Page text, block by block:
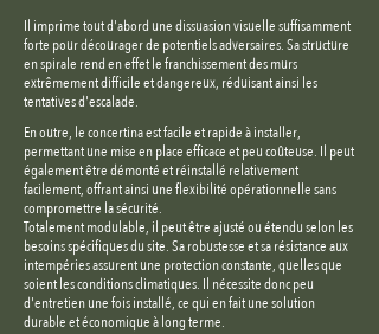
Il imprime tout d'abord une dissuasion visuelle suffisamment
forte pour décourager de potentiels adversaires. Sa structure
en spirale rend en effet le franchissement des murs
extrêmement difficile et dangereux, réduisant ainsi les
tentatives d'escalade.
En outre, le concertina est facile et rapide à installer,
permettant une mise en place efficace et peu coûteuse. Il peut
également être démonté et réinstallé relativement
facilement, offrant ainsi une flexibilité opérationnelle sans
compromettre la sécurité.
Totalement modulable, il peut être ajusté ou étendu selon les
besoins spécifiques du site. Sa robustesse et sa résistance aux
intempéries assurent une protection constante, quelles que
soient les conditions climatiques. Il nécessite donc peu
d'entretien une fois installé, ce qui en fait une solution
durable et économique à long terme.